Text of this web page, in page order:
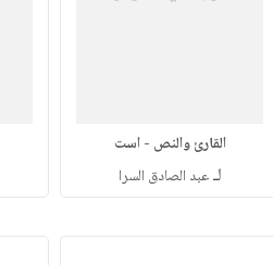
القارئ والنص - است
لـعبد الصادق السرا